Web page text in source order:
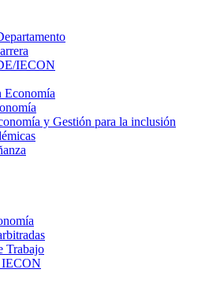
IECON
Economía
y Gestión para la inclusión
Trabajo
IECON